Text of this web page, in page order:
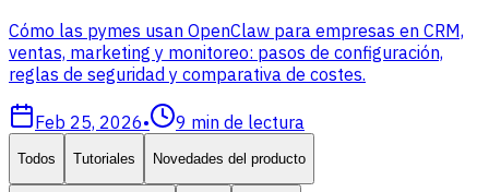
Cómo las pymes usan OpenClaw para empresas en CRM,
ventas, marketing y monitoreo: pasos de configuración,
reglas de seguridad y comparativa de costes.
Feb 25, 2026• 9 min de lectura
Todos Tutoriales Novedades del producto